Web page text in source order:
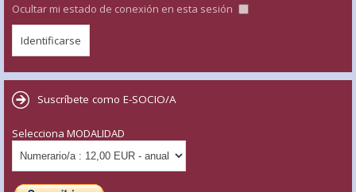
Ocultar mi estado de conexión en esta sesión
Suscríbete como E-SOCIO/A
Selecciona MODALIDAD